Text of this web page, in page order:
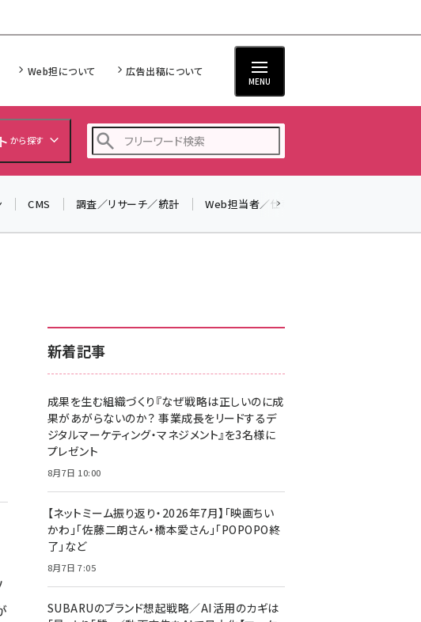
Web担について 広告出稿について
MENU
から探す
z世代 (1632)
meo (1282)
llmo (1171)
CMS 調査／リサーチ／統計 Web担当者／仕事
新着記事
成果を生む組織づくり『なぜ戦略は正しいのに成
果があがらないのか？ 事業成長をリードするデ
ジタルマーケティング・マネジメント』を3名様に
プレゼント
8月7日 10:00
【ネットミーム振り返り・2026年7月】「映画ちい
かわ」「佐藤二朗さん・橋本愛さん」「POPOPO終
了」など
8月7日 7:05
SUBARUのブランド想起戦略／AI活用のカギは
学べ
ラム